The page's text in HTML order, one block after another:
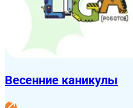
Весенние каникулы